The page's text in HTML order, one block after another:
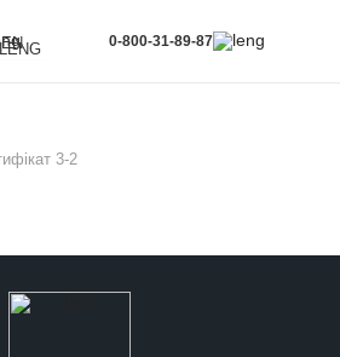
EN
RU
0-800-31-89-87
3-2